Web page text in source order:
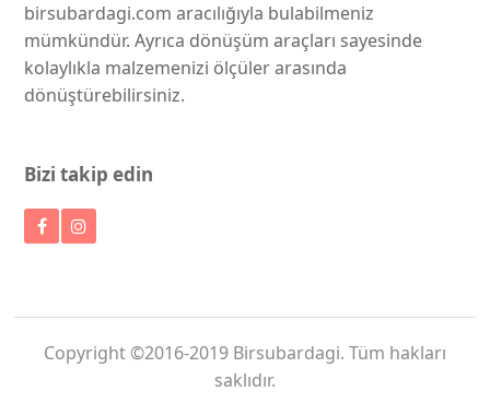
birsubardagi.com aracılığıyla bulabilmeniz
mümkündür. Ayrıca dönüşüm araçları sayesinde
kolaylıkla malzemenizi ölçüler arasında
dönüştürebilirsiniz.
Bizi takip edin
Copyright ©2016-2019 Birsubardagi. Tüm hakları
saklıdır.